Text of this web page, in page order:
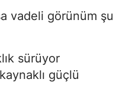
vadeli görünüm şu
sürüyor
güçlü